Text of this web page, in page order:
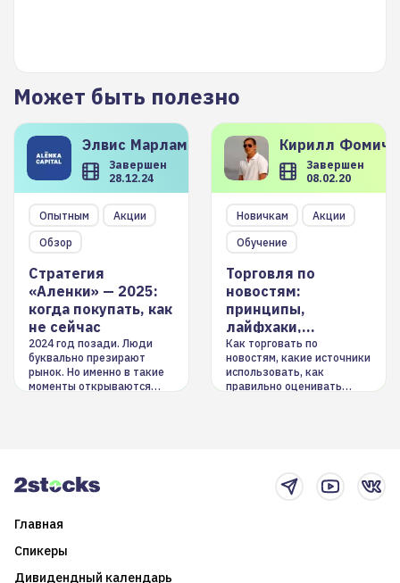
Может быть полезно
Элвис Марламов
Завершен
28.12.24
Опытным
Акции
Обзор
Стратегия
«Аленки» — 2025:
когда покупать, как
не сейчас
2024 год позади. Люди
буквально презирают
рынок. Но именно в такие
моменты открываются
Кирилл
Завершен
08.02.20
Новичкам
Акции
Обучение
Торговля по
новостям:
принципы,
лайфхаки,
инструменты
Как торговать по
новостям, какие источники
использовать, как
правильно оценивать
Главная
Спикеры
Дивидендный календарь